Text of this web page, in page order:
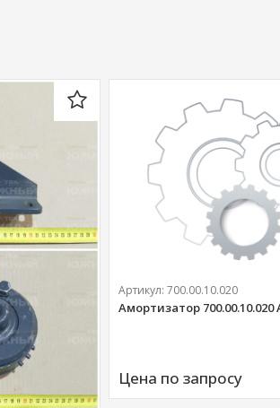
Артикул:700.00.10.020
Амортизатор
Цена по запросу